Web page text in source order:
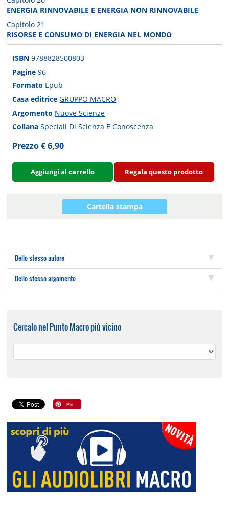
ENERGIA RINNOVABILE E ENERGIA NON RINNOVABILE
Capitolo 21
RISORSE E CONSUMO DI ENERGIA NEL MONDO
ISBN9788828500803
Pagine96
Formato Epub
Casa editriceGRUPPO MACRO
Argomento Nuove Scienze
CollanaSpeciali Di Scienza E Conoscenza
Prezzo € 6,90
Aggiungi al carrello Regala questo prodotto
Cartella stampa
Dello stesso autore
Dello stesso argomento
Cercalo nel Punto Macro più vicino